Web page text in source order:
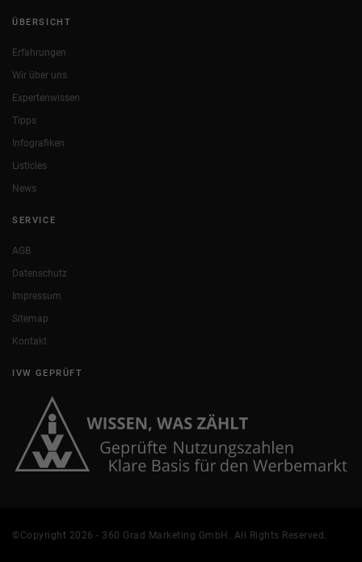
ÜBERSICHT
Erfahrungen
Wir über uns
Expertenwissen
Tipps
Infografiken
Listicles
News
SERVICE
AGB
Datenschutz
Impressum
Sitemap
Kontakt
IVW GEPRÜFT
©Copyright 2026 - 360 Grad Marketing GmbH. All Rights Reserved.